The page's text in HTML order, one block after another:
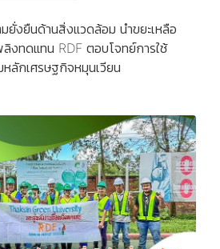
งยืนด้านสิ่งแวดล้อม นำขยะเหลือ
งทดแทน RDF ตอบโจทย์การใช้
ลักเศรษฐกิจหมุนเวียน